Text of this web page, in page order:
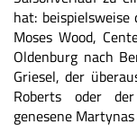
hat:
Moses Wood,
Oldenburg nach
Griesel, der
Roberts oder
genesene Martynas